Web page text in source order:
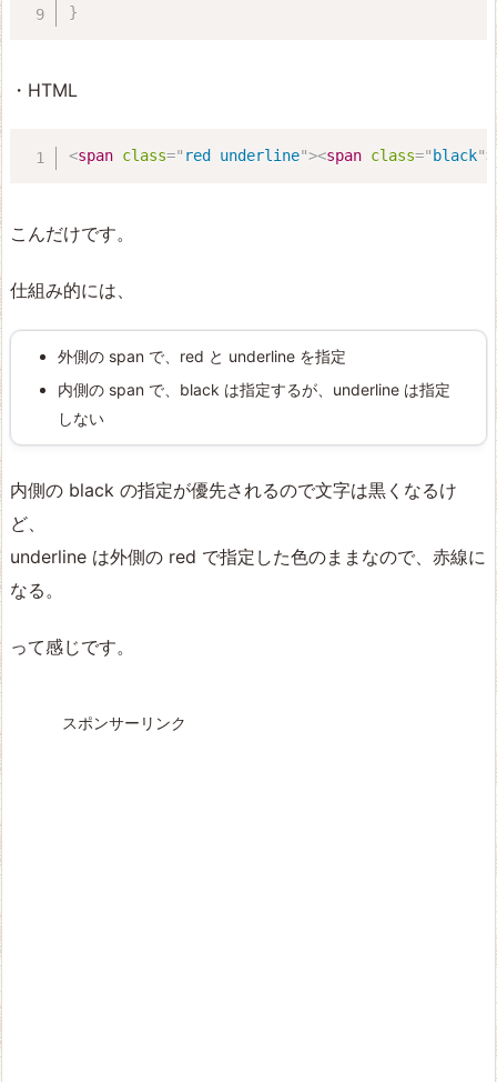
}
・HTML
<span class=" red underline"><span class=" black">
こんだけです。
仕組み的には、
外側の span で、red と underline を指定
内側の span で、black は指定するが、underline は指定
しない
内側の black の指定が優先されるので文字は黒くなるけ
ど、
underline は外側の red で指定した色のままなので、赤線に
なる。
って感じです。
スポンサーリンク